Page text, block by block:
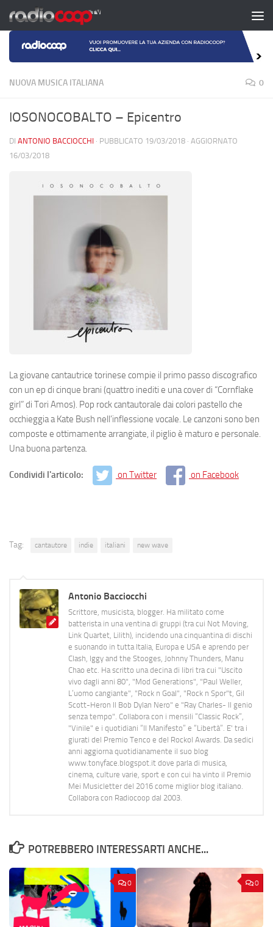
Salta al contenuto
NUOVA MUSICA ITALIANA 0
IOSONOCOBALTO – Epicentro
DI ANTONIO BACCIOCCHI · PUBBLICATO 19/03/2018 · AGGIORNATO
16/03/2018
La giovane cantautrice torinese compie il primo passo discografico
con un ep di cinque brani (quattro inediti e una cover di “Cornflake
girl” di Tori Amos). Pop rock cantautorale dai colori pastello che
occhieggia a Kate Bush nell’inflessione vocale. Le canzoni sono ben
composte e ottimamente arrangiate, il piglio è maturo e personale.
Una buona partenza.
Condividi l'articolo: on Twitter on Facebook
Tag: cantautore indie italiani new wave
Antonio Bacciocchi
Scrittore, musicista, blogger. Ha militato come
batterista in una ventina di gruppi (tra cui Not Moving,
Link Quartet, Lilith), incidendo una cinquantina di dischi
e suonando in tutta Italia, Europa e USA e aprendo per
Clash, Iggy and the Stooges, Johnny Thunders, Manu
Chao etc. Ha scritto una decina di libri tra cui "Uscito
vivo dagli anni 80", "Mod Generations", "Paul Weller,
L’uomo cangiante", "Rock n Goal", "Rock n Spor"t, Gil
Scott-Heron Il Bob Dylan Nero" e "Ray Charles- Il genio
senza tempo". Collabora con i mensili “Classic Rock”,
"Vinile" e i quotidiani “Il Manifesto” e “Libertà”. E' tra i
giurati del Premio Tenco e del Rockol Awards. Da sedici
anni aggiorna quotidianamente il suo blog
www.tonyface.blogspot.it dove parla di musica,
cinema, culture varie, sport e con cui ha vinto il Premio
Mei Musicletter del 2016 come miglior blog italiano.
Collabora con Radiocoop dal 2003.
POTREBBERO INTERESSARTI ANCHE...
0 0